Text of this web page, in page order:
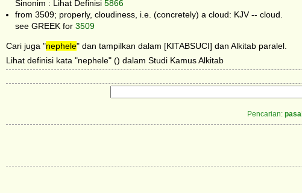
Sinonim : Lihat Definisi 5866
from 3509; properly, cloudiness, i.e. (concretely) a cloud: KJV -- cloud.
see GREEK for 3509
Cari juga "nephele" dan tampilkan dalam [KITABSUCI] dan Alkitab paralel.
Lihat definisi kata "nephele" () dalam Studi Kamus Alkitab
Pencarian: pasal